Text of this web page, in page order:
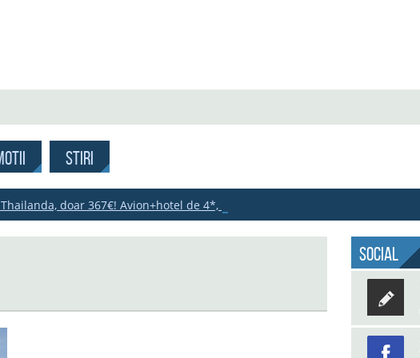
STIRI
doar 367€! Avion+hotel de 4*, 470€!
Social